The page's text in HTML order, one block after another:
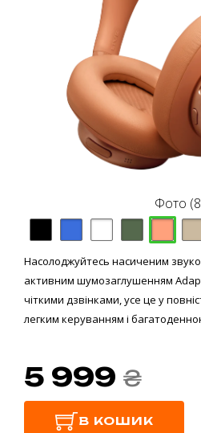
Фото
Насолоджуйтесь насиченим
активним шумозаглушенням
чіткими дзвінками, усе це у
легким керуванням і
5 999 ₴
В КОШИК